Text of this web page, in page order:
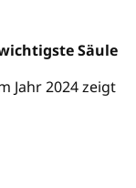
Säule
Jahr 2024 zeigt